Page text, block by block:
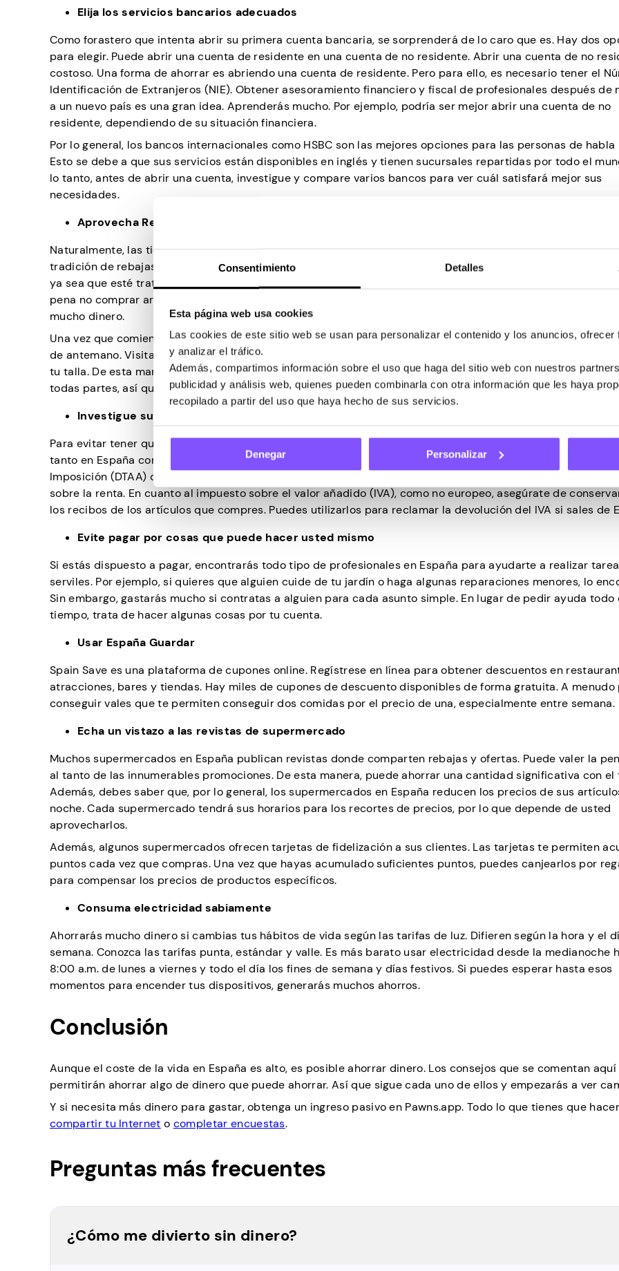
Consentimiento Detalles
Esta página web usa cookies
Las cookies de este sitio web se usan para personalizar el contenido y los anuncios,
y analizar el tráfico.
Además, compartimos información sobre el uso que haga del sitio web con nuestros
publicidad y análisis web, quienes pueden combinarla con otra información que les haya
recopilado a partir del uso que haya hecho de sus servicios.
Denegar Personalizar
Elija los servicios bancarios adecuados
Como forastero que intenta abrir su primera cuenta bancaria, se sorprenderá de lo caro que es. Hay dos
para elegir. Puede abrir una cuenta de residente en una cuenta de no residente. Abrir una cuenta de no
costoso. Una forma de ahorrar es abriendo una cuenta de residente. Pero para ello, es necesario tener el
Identificación de Extranjeros (NIE). Obtener asesoramiento financiero y fiscal de profesionales después de
a un nuevo país es una gran idea. Aprenderás mucho. Por ejemplo, podría ser mejor abrir una cuenta de no
residente, dependiendo de su situación financiera.
Por lo general, los bancos internacionales como HSBC son las mejores opciones para las personas de habla
Esto se debe a que sus servicios están disponibles en inglés y tienen sucursales repartidas por todo el
lo tanto, antes de abrir una cuenta, investigue y compare varios bancos para ver cuál satisfará mejor sus
necesidades.
Aprovecha Rebajas
Naturalmente, las tiendas de todos los países ofrecen rebajas, pero en España lo llevan al siguiente nivel.
tradición de rebajas dos veces al año, lo que ayuda a dar forma al patrón de compra de los residentes. Por
ya sea que esté tratando de ahorrar el dinero que ha ganado o simplemente tenga un presupuesto ajustado,
pena no comprar artículos no esenciales hasta que sea temporada de rebajas. De esta manera, puede
mucho dinero.
Una vez que comienza la venta, todas las áreas comerciales tienden a estar ocupadas, así que mire los
de antemano. Visita tus tiendas favoritas para conocer sus ofertas. Y si planeas comprar ropa, pruébala
tu talla. De esta manera, será fácil obtener sus artículos rápidamente cuando llegue el momento. Habrá
todas partes, así que evita ir los fines de semana.
Investigue sus pagos de impuestos
Para evitar tener que pagar dos impuestos, o lo que se conoce como doble imposición, sobre sus ingresos y
tanto en España como en su país de origen, compruebe si España ha firmado un Convenio para Evitar la
Imposición (DTAA) con su país. Si eres residente en España más de 183 días al año, tienes que pagar el
sobre la renta. En cuanto al impuesto sobre el valor añadido (IVA), como no europeo, asegúrate de
los recibos de los artículos que compres. Puedes utilizarlos para reclamar la devolución del IVA si sales de
Evite pagar por cosas que puede hacer usted mismo
Si estás dispuesto a pagar, encontrarás todo tipo de profesionales en España para ayudarte a realizar
serviles. Por ejemplo, si quieres que alguien cuide de tu jardín o haga algunas reparaciones menores, lo
Sin embargo, gastarás mucho si contratas a alguien para cada asunto simple. En lugar de pedir ayuda todo
tiempo, trata de hacer algunas cosas por tu cuenta.
Usar España Guardar
Spain Save es una plataforma de cupones online. Regístrese en línea para obtener descuentos en
atracciones, bares y tiendas. Hay miles de cupones de descuento disponibles de forma gratuita. A menudo
conseguir vales que te permiten conseguir dos comidas por el precio de una, especialmente entre semana.
Echa un vistazo a las revistas de supermercado
Muchos supermercados en España publican revistas donde comparten rebajas y ofertas. Puede valer la
al tanto de las innumerables promociones. De esta manera, puede ahorrar una cantidad significativa con el
Además, debes saber que, por lo general, los supermercados en España reducen los precios de sus
noche. Cada supermercado tendrá sus horarios para los recortes de precios, por lo que depende de usted
aprovecharlos.
Además, algunos supermercados ofrecen tarjetas de fidelización a sus clientes. Las tarjetas te permiten
puntos cada vez que compras. Una vez que hayas acumulado suficientes puntos, puedes canjearlos por
para compensar los precios de productos específicos.
Consuma electricidad sabiamente
Ahorrarás mucho dinero si cambias tus hábitos de vida según las tarifas de luz. Difieren según la hora y el
semana. Conozca las tarifas punta, estándar y valle. Es más barato usar electricidad desde la medianoche
8:00 a.m. de lunes a viernes y todo el día los fines de semana y días festivos. Si puedes esperar hasta esos
momentos para encender tus dispositivos, generarás muchos ahorros.
Conclusión
Aunque el coste de la vida en España es alto, es posible ahorrar dinero. Los consejos que se comentan aquí
permitirán ahorrar algo de dinero que puede ahorrar. Así que sigue cada uno de ellos y empezarás a ver
Y si necesita más dinero para gastar, obtenga un ingreso pasivo en Pawns.app. Todo lo que tienes que
compartir tu Internet o completar encuestas.
Preguntas más frecuentes
¿Cómo me divierto sin dinero?